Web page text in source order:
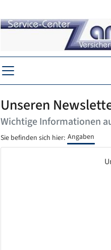
Unseren
Wichtige Informationen
Sie befinden sich hier: Angaben